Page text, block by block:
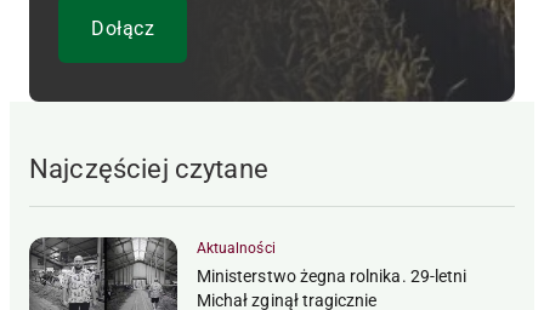
Najczęściej czytane
Aktualności
Ministerstwo żegna rolnika. 29-letni
Michał zginął tragicznie